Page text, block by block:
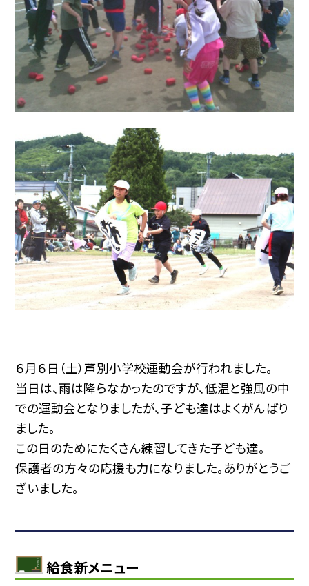
６月６日（土）芦別小学校運動会が行われました。
当日は、雨は降らなかったのですが、低温と強風の中
での運動会となりましたが、子ども達はよくがんばり
ました。
この日のためにたくさん練習してきた子ども達。
保護者の方々の応援も力になりました。ありがとうご
ざいました。
給食新メニュー